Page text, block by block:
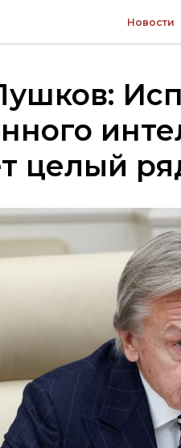
Новости
целый